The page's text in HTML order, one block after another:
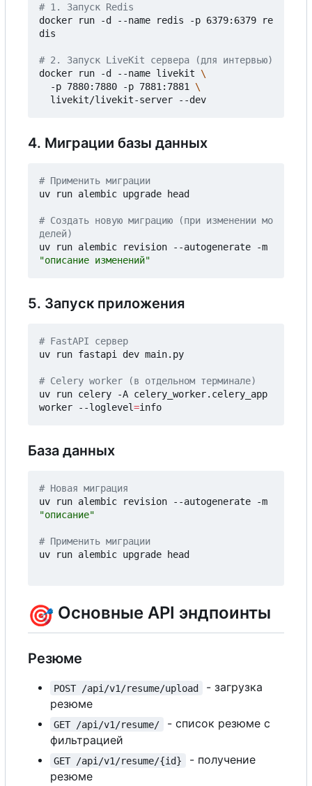
# 1. Запуск Redis
docker run -d --name redis -p 6379:6379 re
dis
# 2. Запуск LiveKit сервера (для интервью)
docker run -d --name livekit
  -p 7880:7880 -p 7881:7881
4. Миграции базы данных
# Применить миграции
uv run alembic upgrade head
# Создать новую миграцию (при изменении мо
делей)
"описание изменений"
5. Запуск приложения
# FastAPI сервер
uv run fastapi dev main.py
# Celery worker (в отдельном терминале)
uv run celery -A celery_worker.celery_app
worker --loglevel=
База данных
# Новая миграция
"описание"
# Применить миграции
uv run alembic upgrade head
🎯 Основные API эндпоинты
Резюме
POST /api/v1/resume/upload
- загрузка
резюме
GET /api/v1/resume/ - список резюме с
фильтрацией
GET /api/v1/resume/{id}
- получение
резюме